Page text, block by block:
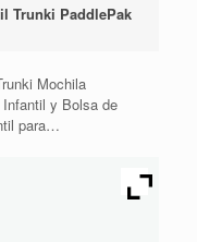
Trunki PaddlePak
Mochila
y Bolsa de
para…